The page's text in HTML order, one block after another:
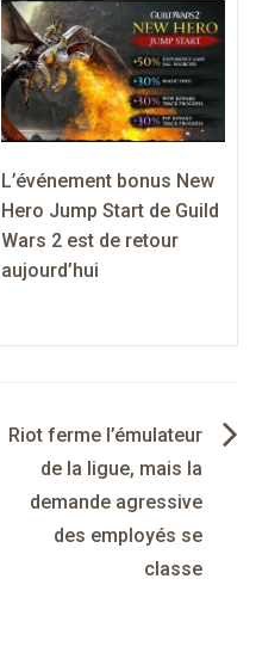
L’événement bonus New
Hero Jump Start de Guild
Wars 2 est de retour
aujourd’hui
Riot ferme l’émulateur
de la ligue, mais la
demande agressive
des employés se
classe